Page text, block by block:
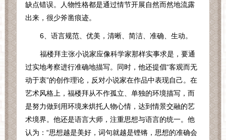
缺点错误。人物性格都是通过情节开展自然而然地流露
出来，很少斧凿痕迹。
6 、语言规范、优美，清晰、简洁、准确、生动。
福楼拜主张小说家应像科学家那样实事求是，要通
过实地考察进行准确地描写。同时，他还提倡“客观而无
动于衷”的创作理论，反对小说家在作品中表现自己。在
艺术风格上，福楼拜从不作孤立、单独的环境描写，而
是努力做到用环境来烘托人物心情，达到情景交融的艺
术境界。他还是语言大师，注重思想与语言的统一。他
认为：“思想越是美好，词句就越是铿锵，思想的准确会